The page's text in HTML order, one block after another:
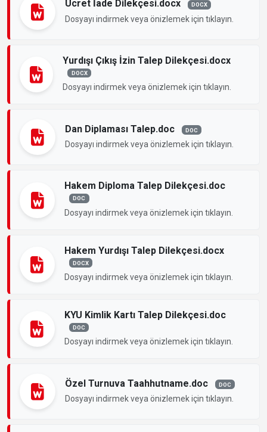
Ücret İade Dilekçesi.docx DOCX
Dosyayı indirmek veya önizlemek için tıklayın.
Yurdışı Çıkış İzin Talep Dilekçesi.docx
DOCX
Dosyayı indirmek veya önizlemek için tıklayın.
Dan Diplaması Talep.doc DOC
Dosyayı indirmek veya önizlemek için tıklayın.
Hakem Diploma Talep Dilekçesi.doc
DOC
Dosyayı indirmek veya önizlemek için tıklayın.
Hakem Yurdışı Talep Dilekçesi.docx
DOCX
Dosyayı indirmek veya önizlemek için tıklayın.
KYU Kimlik Kartı Talep Dilekçesi.doc
DOC
Dosyayı indirmek veya önizlemek için tıklayın.
Özel Turnuva Taahhutname.doc DOC
Dosyayı indirmek veya önizlemek için tıklayın.